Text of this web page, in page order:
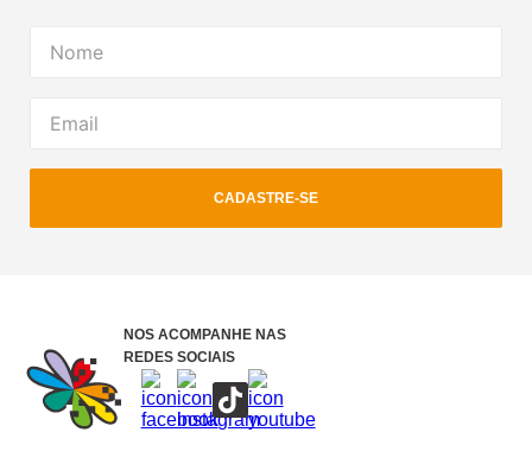
CADASTRE-SE
NOS ACOMPANHE NAS
REDES SOCIAIS